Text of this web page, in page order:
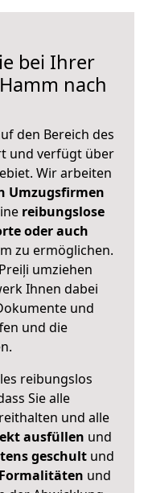
bei Ihrer
nach
den Bereich des
und verfügt über
Wir arbeiten
Umzugsfirmen
reibungslose
oder auch
zu ermöglichen.
umziehen
Ihnen dabei
und
und die
reibungslos
Sie alle
und alle
ausfüllen und
geschult und
Formalitäten und